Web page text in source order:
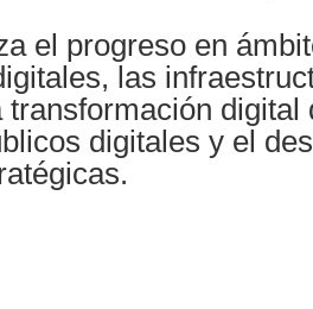
el progreso en
las
transformación digital
digitales y el